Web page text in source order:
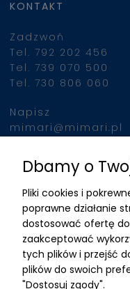
KONTAKT
Zadzwoń
Tel. 792 202 456
Tel. 739 070 500
Tel. 730 806 060
Napisz
mimari@mimari.pl
Znajdziesz nas
ADRES
MIMARI sp z o.o.
ul. Kurkowa 12
50-210 Wrocław
Dbamy o
Pliki cookies i
poprawne działanie
dostosować ofertę
zaakceptować
tych plików i przejść
plików do swoich
"Dostosuj zgody".